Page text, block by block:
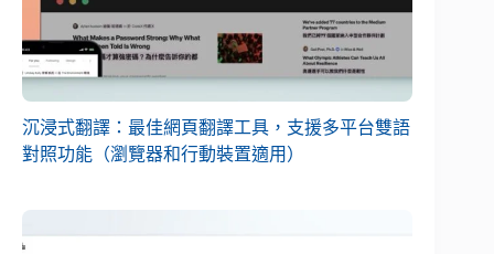
沉浸式翻譯：最佳網頁翻譯工具，支援多平台雙語
對照功能（瀏覽器和行動裝置適用）